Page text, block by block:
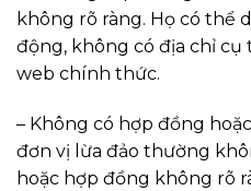
không rõ ràng. Họ có thể
động, không có địa chỉ
web chính thức.
– Không có hợp đồng
đơn vị lừa đảo thường
hoặc hợp đồng không rõ